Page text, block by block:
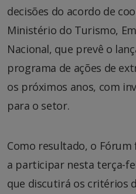
decisões do acordo de
Ministério do Turismo,
Nacional, que prevê o
programa de ações de
os próximos anos, com
para o setor.
Como resultado, o
a participar nesta terça-
que discutirá os critérios